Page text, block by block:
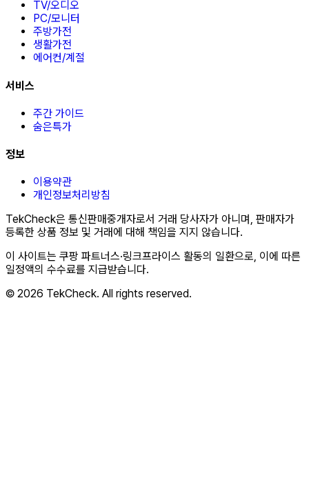
TV/오디오
PC/모니터
주방가전
생활가전
에어컨/계절
서비스
주간 가이드
숨은특가
정보
이용약관
개인정보처리방침
TekCheck은 통신판매중개자로서 거래 당사자가 아니며, 판매자가
등록한 상품 정보 및 거래에 대해 책임을 지지 않습니다.
이 사이트는 쿠팡 파트너스·링크프라이스 활동의 일환으로, 이에 따른
일정액의 수수료를 지급받습니다.
© 2026 TekCheck. All rights reserved.